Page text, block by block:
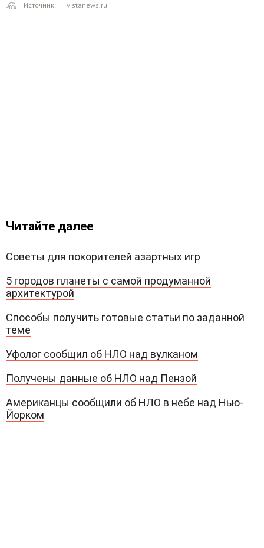
Источник: vistanews.ru
Читайте далее
Советы для покорителей азартных игр
5 городов планеты с самой продуманной
архитектурой
Способы получить готовые статьи по заданной
теме
Уфолог сообщил об НЛО над вулканом
Получены данные об НЛО над Пензой
Американцы сообщили об НЛО в небе над Нью-
Йорком